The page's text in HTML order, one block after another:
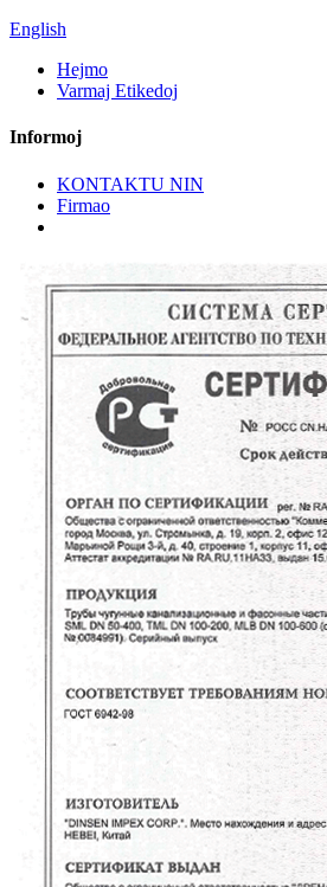
English
Hejmo
Varmaj Etikedoj
Informoj
KONTAKTU NIN
Firmao